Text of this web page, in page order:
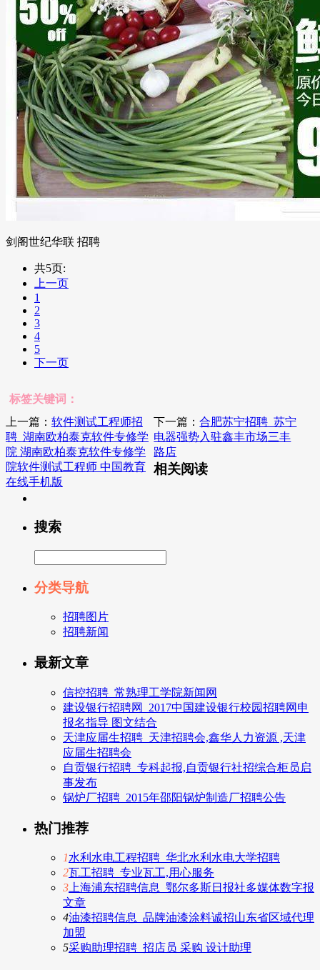
剑阁世纪华联 招聘
共5页:
上一页
1
2
3
4
5
下一页
标签关键词：
上一篇： 软件测试工程师招
聘_湖南欧柏泰克软件专修学
院 湖南欧柏泰克软件专修学
院软件测试工程师 中国教育
在线手机版
下一篇：合肥苏宁招聘_苏宁
电器强势入驻鑫丰市场三丰
路店
相关阅读
搜索
分类导航
招聘图片
招聘新闻
最新文章
信控招聘_常熟理工学院新闻网
建设银行招聘网_2017中国建设银行校园招聘网申
报名指导 图文结合
天津应届生招聘_天津招聘会,鑫华人力资源 ,天津
应届生招聘会
自贡银行招聘_专科起报,自贡银行社招综合柜员启
事发布
锅炉厂招聘_2015年邵阳锅炉制造厂招聘公告
热门推荐
1水利水电工程招聘_华北水利水电大学招聘
2瓦工招聘_专业瓦工,用心服务
3 上海浦东招聘信息_鄂尔多斯日报社多媒体数字报
文章
4油漆招聘信息_品牌油漆涂料诚招山东省区域代理
加盟
5采购助理招聘_招店员 采购 设计助理